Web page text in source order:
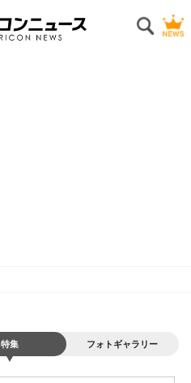
特集 フォトギャラリー